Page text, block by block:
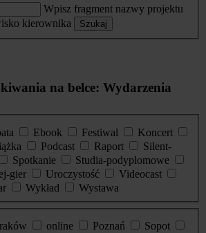
Wpisz fragment nazwy projektu
kierownika
Szukaj
na belce: Wydarzenia
Ebook Festiwal
Koncert
Podcast Raport
Silent-
Spotkanie
Studia-podyplomowe
gier Uroczystość
Videocast
Wykład
Wystawa
online Poznań
Sopot